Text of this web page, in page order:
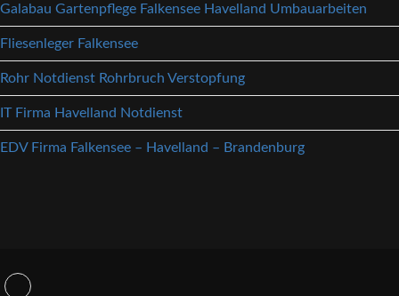
Galabau Gartenpflege Falkensee Havelland Umbauarbeiten
Fliesenleger Falkensee
Rohr Notdienst Rohrbruch Verstopfung
IT Firma Havelland Notdienst
EDV Firma Falkensee – Havelland – Brandenburg